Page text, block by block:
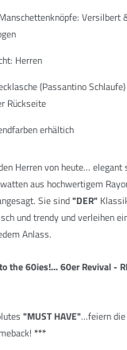
Versilbert
Herren
(Passantino
Rückseite
erhältich
Herren von heute...
aus hochwertigem
Sie sind"DER"
und trendy und verleihen
Anlass.
the 60ies!... 60er Revival -
"MUST HAVE"...feiern die
***